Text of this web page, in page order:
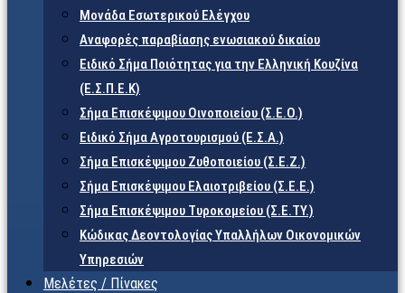
Μονάδα Εσωτερικού Ελέγχου
Αναφορές παραβίασης ενωσιακού δικαίου
Ειδικό Σήμα Ποιότητας για την Ελληνική Κουζίνα
(Ε.Σ.Π.Ε.Κ)
Σήμα Επισκέψιμου Οινοποιείου (Σ.Ε.Ο.)
Ειδικό Σήμα Αγροτουρισμού (Ε.Σ.Α.)
Σήμα Επισκέψιμου Ζυθοποιείου (Σ.Ε.Ζ.)
Σήμα Επισκέψιμου Ελαιοτριβείου (Σ.Ε.Ε.)
Σήμα Επισκέψιμου Τυροκομείου (Σ.Ε.TY.)
Κώδικας Δεοντολογίας Υπαλλήλων Οικονομικών
Υπηρεσιών
Μελέτες / Πίνακες